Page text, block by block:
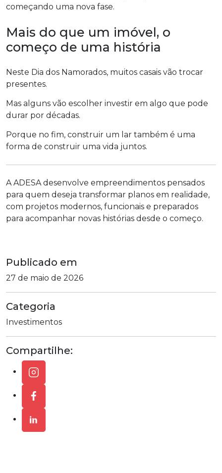
começando uma nova fase.
Mais do que um imóvel, o
começo de uma história
Neste Dia dos Namorados, muitos casais vão trocar
presentes.
Mas alguns vão escolher investir em algo que pode
durar por décadas.
Porque no fim, construir um lar também é uma
forma de construir uma vida juntos.
A ADESA desenvolve empreendimentos pensados
para quem deseja transformar planos em realidade,
com projetos modernos, funcionais e preparados
para acompanhar novas histórias desde o começo.
Publicado em
27 de maio de 2026
Categoria
Investimentos
Compartilhe: